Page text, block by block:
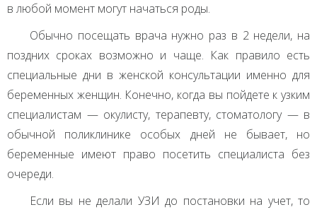
в любой момент могут начаться роды.
Обычно посещать врача нужно раз в 2 недели, на
поздних сроках возможно и чаще. Как правило есть
специальные дни в женской консультации именно для
беременных женщин. Конечно, когда вы пойдете к узким
специалистам — окулисту, терапевту, стоматологу — в
обычной поликлинике особых дней не бывает, но
беременные имеют право посетить специалиста без
очереди.
Если вы не делали УЗИ до постановки на учет, то